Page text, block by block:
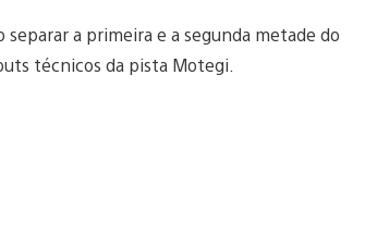
a primeira e a segunda metade do
técnicos da pista Motegi.